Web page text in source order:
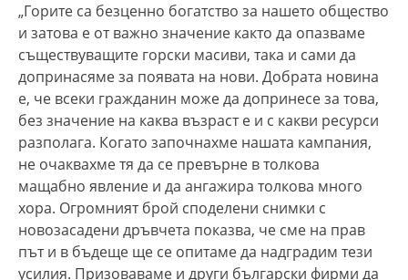
„Горите са безценно богатство за нашето общество
и затова е от важно значение както да опазваме
съществуващите горски масиви, така и сами да
допринасяме за появата на нови. Добрата новина
е, че всеки гражданин може да допринесе за това,
без значение на каква възраст е и с какви ресурси
разполага. Когато започнахме нашата кампания,
не очаквахме тя да се превърне в толкова
мащабно явление и да ангажира толкова много
хора. Огромният брой споделени снимки с
новозасадени дръвчета показва, че сме на прав
път и в бъдеще ще се опитаме да надградим тези
усилия. Призоваваме и други български фирми да